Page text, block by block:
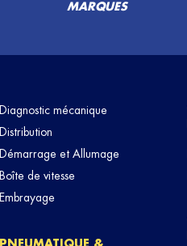
MARQUES
Diagnostic mécanique
Distribution
Démarrage et Allumage
Boîte de vitesse
Embrayage
PNEUMATIQUE &